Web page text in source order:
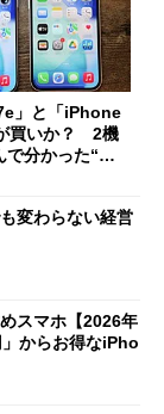
」と「iPhone
買いか？ 2機
で分かった“ス
変わらない経営
スマホ【2026年
からお得なiPho